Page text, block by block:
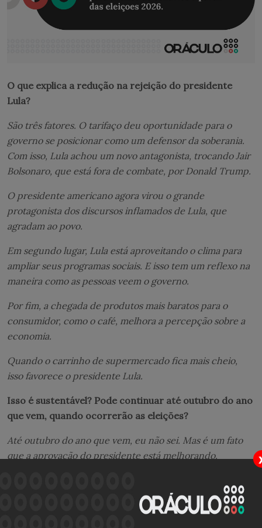
O que explica a redução na rejeição do presidente
Lula?
São três fatores. O tarifaço deu oportunidade para o
governo se posicionar como um defensor da soberania.
Com isso, Lula achou um novo antagonista, trocando Jair
Bolsonaro, que está fora de combate, por Donald Trump.
O presidente americano agora virou o grande
protagonista dos discursos inflamados de Lula, que
agradam ao povo.
Em segundo lugar, Lula está aproveitando o clima para
ampliar seus programas sociais. E isso tem um reflexo na
maneira como as pessoas veem o governo.
Por fim, a chegada de produtos mais baratos para o
consumidor, como o café, melhora a percepção sobre a
economia.
Quando o carrinho de supermercado fica mais cheio,
isso favorece o presidente Lula.
Isso é sustentável? Pode continuar até outubro do ano
que vem, quando ocorrerão as eleições?
Até outubro do ano que vem, eu não sei. Mas é um fato
que a aprovação do presidente está melhorando.